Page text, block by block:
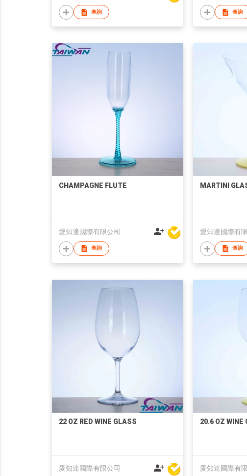
查詢 查詢
CHAMPAGNE FLUTE
愛知達國際有限公司
查詢
MARTINI
愛知達國際有
查詢
22 OZ RED WINE GLASS
愛知達國際有限公司
20.6 OZ WINE
愛知達國際有